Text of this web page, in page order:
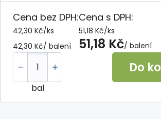
Cena bez DPH:
42,30 Kč/ks
42,30 Kč/ balení
Cena s DPH:
51,18 Kč/ks
51,18 Kč/ balení
bal
Do